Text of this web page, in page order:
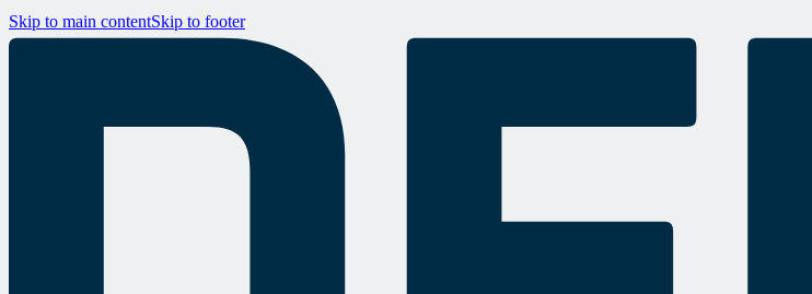
Skip to main contentSkip to footer